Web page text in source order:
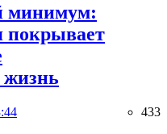
минимум:
покрывает
жизнь
433